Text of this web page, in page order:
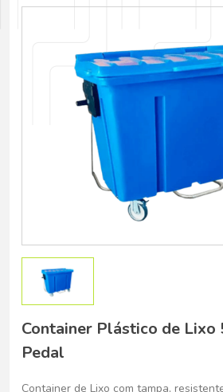
Container Plástico de Lixo
Pedal
Container de Lixo com tampa,
Brasília - Asa Sul
Goiânia - Jardim América II
Belo Horizonte - Belo